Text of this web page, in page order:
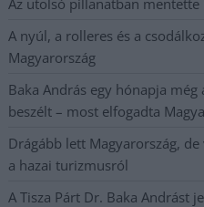
A nyúl, a rolleres és a
Magyarország
Baka András egy hónapja
beszélt – most elfogadta
Drágább lett Magyarország,
a hazai turizmusról
A Tisza Párt Dr. Baka Andrást